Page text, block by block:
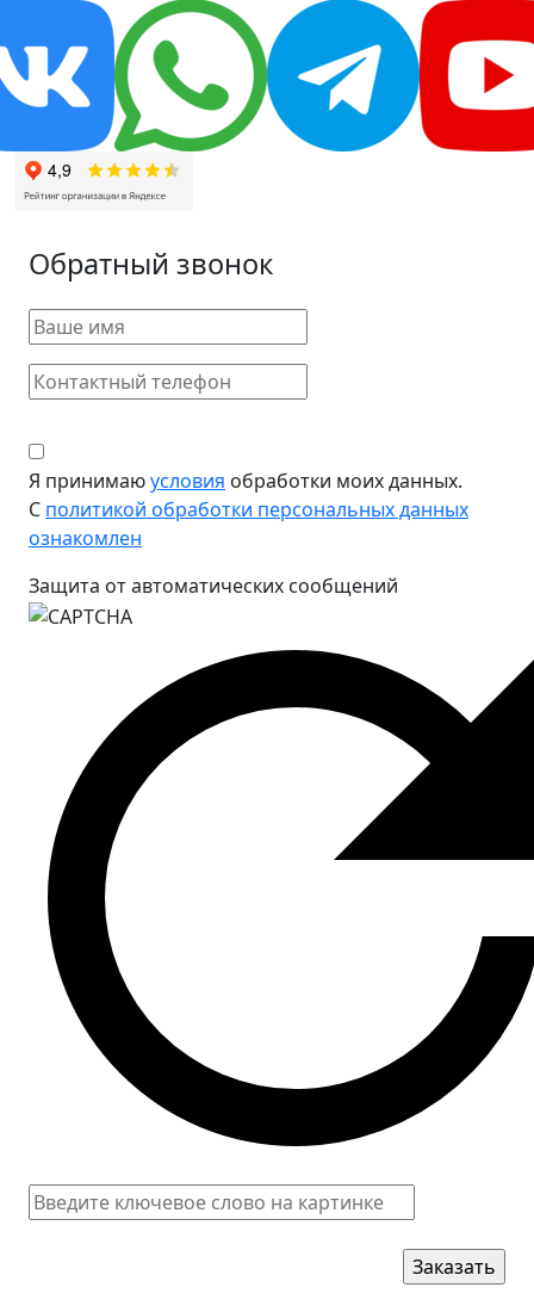
Обратный звонок
Я принимаюусловия обработки моих данных.
С политикой обработки персональных данных
ознакомлен
Защита от автоматических сообщений